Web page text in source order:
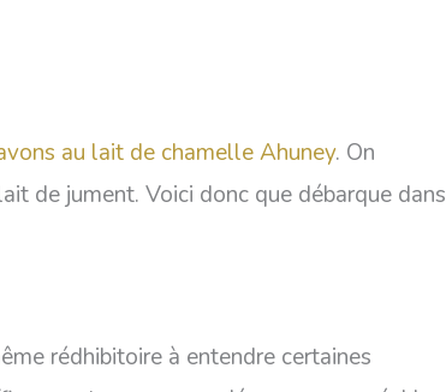
au lait de chamelle Ahuney. On
de jument. Voici donc que débarque dans
rédhibitoire à entendre certaines